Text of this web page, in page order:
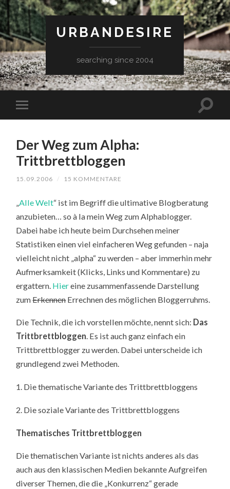
URBANDESIRE
searching since 2004
Der Weg zum Alpha:
Trittbrettbloggen
15.09.2006 / 15 KOMMENTARE
AlleWelt“ ist im Begriff die ultimative Blogberatung
anzubieten… so à la mein Weg zum Alphablogger.
Dabei habe ich heute beim Durchsehen meiner
Statistiken einen viel einfacheren Weg gefunden – naja
vielleicht nicht „alpha“ zu werden – aber immerhin mehr
Aufmerksamkeit (Klicks, Links und Kommentare) zu
ergattern. Hiereine zusammenfassende Darstellung
zumErkennenErrechnen des möglichen Bloggerruhms.
Die Technik, die ich vorstellen möchte, nennt sich: Das
Trittbrettbloggen. Es ist auch ganz einfach ein
Trittbrettblogger zu werden. Dabei unterscheide ich
grundlegend zwei Methoden.
1. Die thematische Variante des Trittbrettbloggens
2. Die soziale Variante des Trittbrettbloggens
Thematisches Trittbrettbloggen
Die thematischen Variante ist nichts anderes als das
auch aus den klassischen Medien bekannte Aufgreifen
diverser Themen, die die „Konkurrenz“ gerade